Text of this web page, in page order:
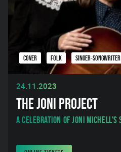
COVER FOLK SINGER-SONGWRITER
24.11.2023
THE JONI PROJECT
A Celebration of Joni Michell's